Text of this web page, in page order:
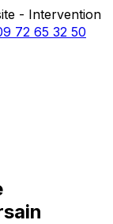
- Intervention
72 65 32 50